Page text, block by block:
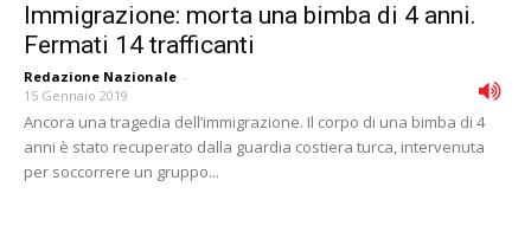
Immigrazione: morta una bimba di 4 anni.
Fermati 14 trafficanti
Redazione Nazionale -
15 Gennaio 2019
Ancora una tragedia dell’immigrazione. Il corpo di una bimba di 4
anni è stato recuperato dalla guardia costiera turca, intervenuta
per soccorrere un gruppo...